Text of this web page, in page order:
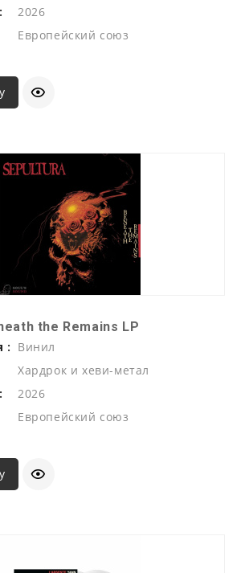
2026
Европейский союз
the Remains LP
: Винил
Хардрок и хеви-метал
2026
Европейский союз